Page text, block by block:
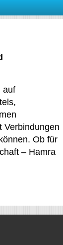
auf
Verbindungen
Ob für
– Hamra